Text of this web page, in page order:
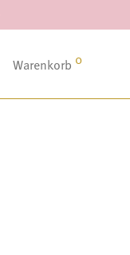
Warenkorb 0